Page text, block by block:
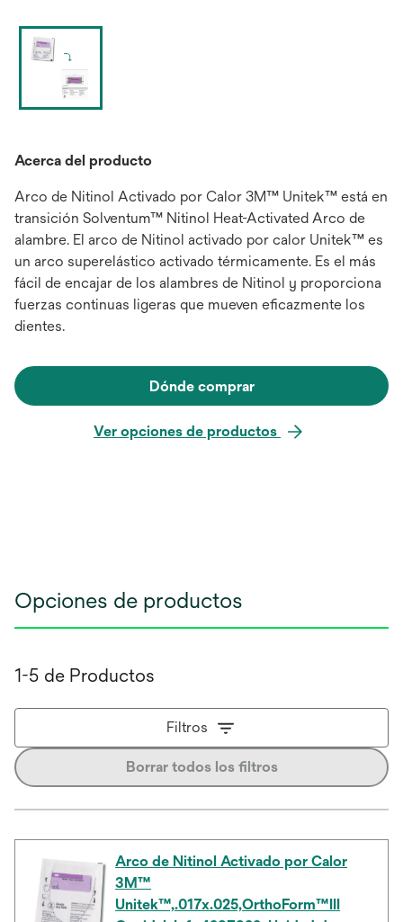
Acerca del producto
Arco de Nitinol Activado por Calor 3M™ Unitek™ está en
transición Solventum™ Nitinol Heat-Activated Arco de
alambre. El arco de Nitinol activado por calor Unitek™ es
un arco superelástico activado térmicamente. Es el más
fácil de encajar de los alambres de Nitinol y proporciona
fuerzas continuas ligeras que mueven eficazmente los
dientes.
Dónde comprar
Ver opciones de productos
Opciones de productos
1-5 de Productos
Filtros
Borrar todos los filtros
Arco de Nitinol Activado por Calor
3M™
Unitek™,.017x.025,OrthoForm™III